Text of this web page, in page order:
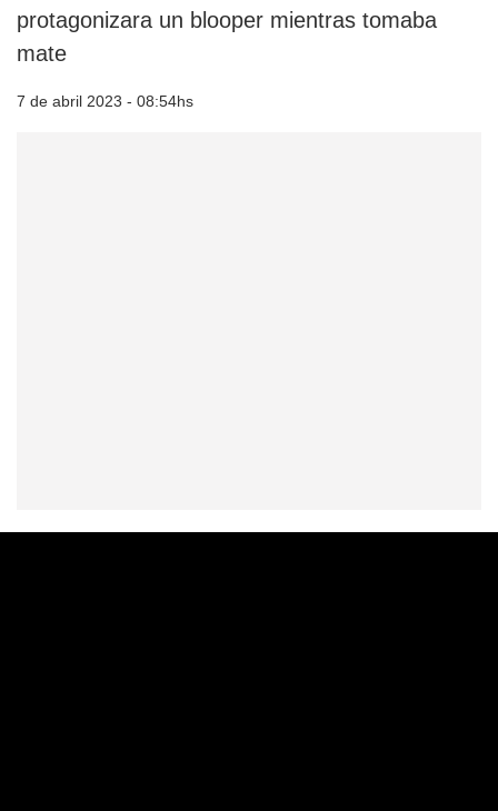
protagonizara un blooper mientras tomaba
mate
7 de abril 2023 - 08:54hs